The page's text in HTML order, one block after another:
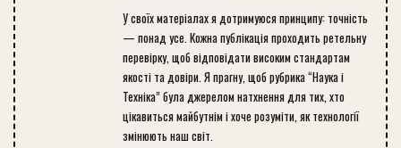
У своїх матеріалах я дотримуюся принципу: точність
— понад усе. Кожна публікація проходить ретельну
перевірку, щоб відповідати високим стандартам
якості та довіри. Я прагну, щоб рубрика “Наука і
Техніка” була джерелом натхнення для тих, хто
цікавиться майбутнім і хоче розуміти, як технології
змінюють наш світ.